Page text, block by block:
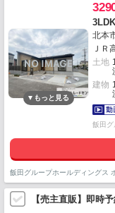
北本
ＪＲ
土地
建物
飯田
飯田グループホールディングス
【売主直販】即時